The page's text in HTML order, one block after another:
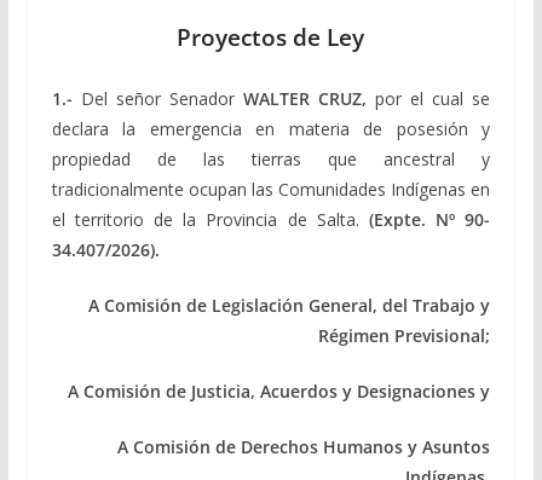
Proyectos de Ley
1.- Del señor Senador WALTER CRUZ,por el cual se
declara la emergencia en materia de posesión y
propiedad de las tierras que ancestral y
tradicionalmente ocupan las Comunidades Indígenas en
el territorio de la Provincia de Salta. (Expte. Nº 90-
34.407/2026).
A Comisión de Legislación General, del Trabajo y
Régimen Previsional;
A Comisión de Justicia, Acuerdos y Designaciones y
A Comisión de Derechos Humanos y Asuntos